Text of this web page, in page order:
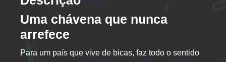
Uma chávena que nunca
arrefece
Para um país que vive de bicas, faz todo o sentido